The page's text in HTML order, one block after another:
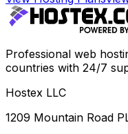
Professional web
countries with 24/7
Hostex LLC
1209 Mountain Road